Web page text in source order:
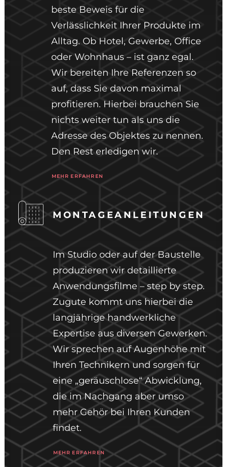
beste Beweis für die
Verlässlichkeit Ihrer Produkte im
Alltag. Ob Hotel, Gewerbe, Office
oder Wohnhaus – ist ganz egal.
Wir bereiten Ihre Referenzen so
auf, dass Sie davon maximal
profitieren. Hierbei brauchen Sie
nichts weiter tun als uns die
Adresse des Objektes zu nennen.
Den Rest erledigen wir.
MEHR ERFAHREN
MONTAGEANLEITUNGEN
Im Studio oder auf der Baustelle
produzieren wir detaillierte
Anwendungsfilme – step by step.
Zugute kommt uns hierbei die
langjährige handwerkliche
Expertise aus diversen Gewerken.
Wir sprechen auf Augenhöhe mit
Ihren Technikern und sorgen für
eine „geräuschlose“ Abwicklung,
die im Nachgang aber umso
mehr Gehör bei Ihren Kunden
findet.
MEHR ERFAHREN